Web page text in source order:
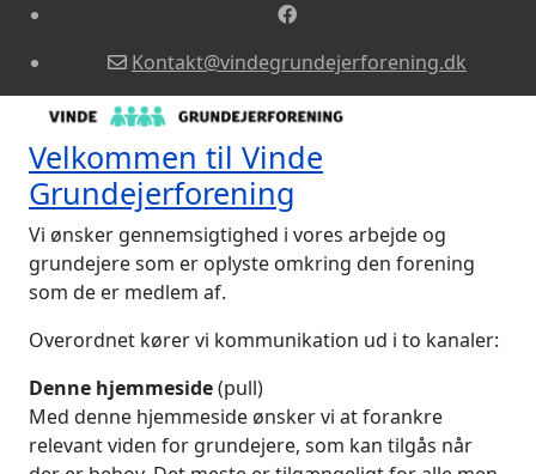
Kontakt@vindegrundejerforening.dk
Velkommen til Vinde
Grundejerforening
Vi ønsker gennemsigtighed i vores arbejde og
grundejere som er oplyste omkring den forening
som de er medlem af.
Overordnet kører vi kommunikation ud i to kanaler:
Denne hjemmeside(pull)
Med denne hjemmeside ønsker vi at forankre
relevant viden for grundejere, som kan tilgås når